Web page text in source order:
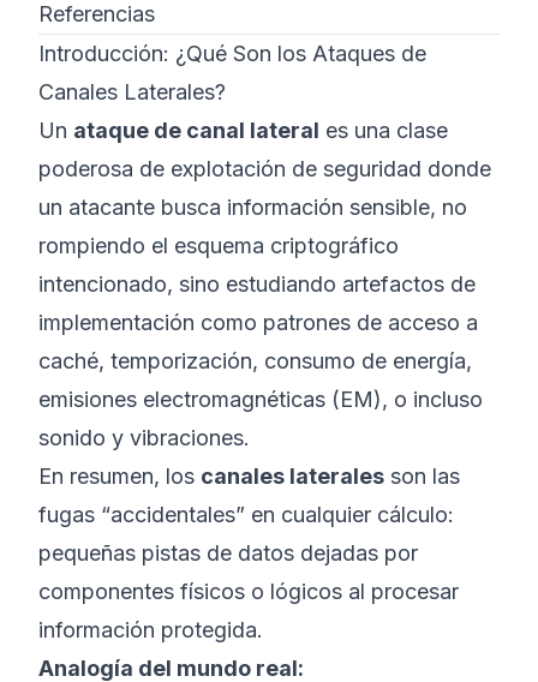
Referencias
Introducción: ¿Qué Son los Ataques de
Canales Laterales?
Un ataque de canal lateral es una clase
poderosa de explotación de seguridad donde
un atacante busca información sensible, no
rompiendo el esquema criptográfico
intencionado, sino estudiando artefactos de
implementación como patrones de acceso a
caché, temporización, consumo de energía,
emisiones electromagnéticas (EM), o incluso
sonido y vibraciones.
En resumen, los canales laterales son las
fugas “accidentales” en cualquier cálculo:
pequeñas pistas de datos dejadas por
componentes físicos o lógicos al procesar
información protegida.
Analogía del mundo real: